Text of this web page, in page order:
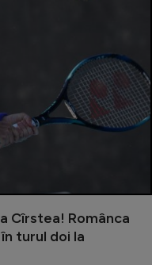
Cîrstea! Românca
turul doi la